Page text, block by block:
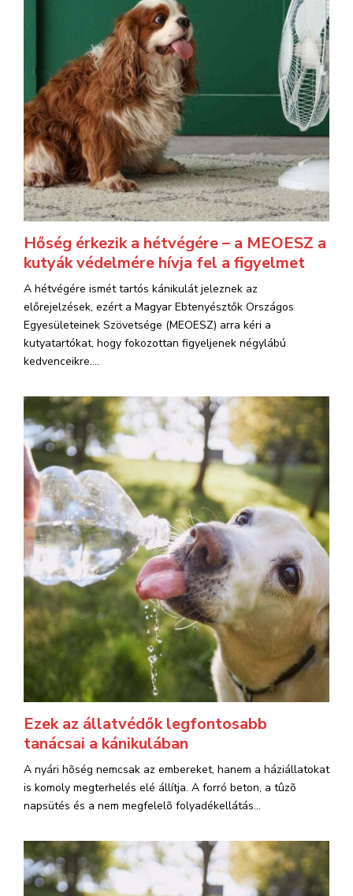
Hőség érkezik a hétvégére – a MEOESZ a
kutyák védelmére hívja fel a figyelmet
A hétvégére ismét tartós kánikulát jeleznek az
előrejelzések, ezért a Magyar Ebtenyésztők Országos
Egyesületeinek Szövetsége (MEOESZ) arra kéri a
kutyatartókat, hogy fokozottan figyeljenek négylábú
kedvenceikre....
Ezek az állatvédők legfontosabb
tanácsai a kánikulában
A nyári hõség nemcsak az embereket, hanem a háziállatokat
is komoly megterhelés elé állítja. A forró beton, a tûzõ
napsütés és a nem megfelelõ folyadékellátás...